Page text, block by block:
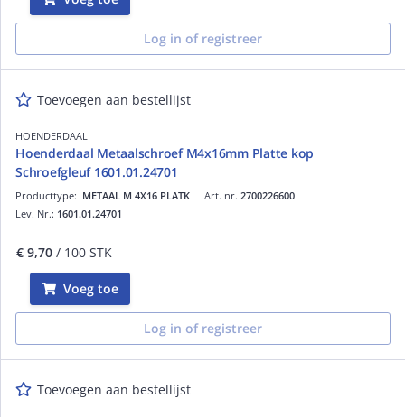
Log in of registreer
Toevoegen aan bestellijst
HOENDERDAAL
Hoenderdaal Metaalschroef M4x16mm Platte kop
Schroefgleuf 1601.01.24701
Art. nr. 2700226600
Producttype: METAAL M 4X16 PLATK
Lev. Nr.: 1601.01.24701
€ 9,70 / 100 STK
Voeg toe
Log in of registreer
Toevoegen aan bestellijst